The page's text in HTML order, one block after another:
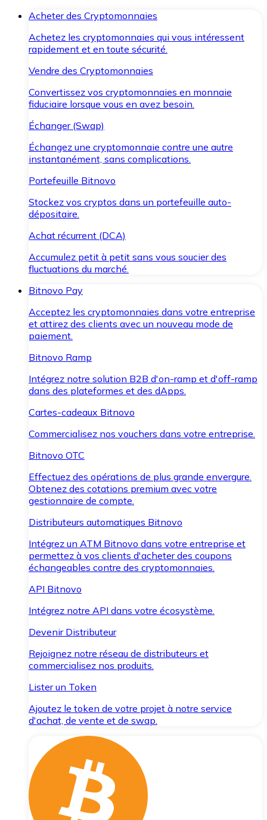
Acheter des Cryptomonnaies
Achetez les cryptomonnaies qui vous intéressent
rapidement et en toute sécurité.
Vendre des Cryptomonnaies
Convertissez vos cryptomonnaies en monnaie
fiduciaire lorsque vous en avez besoin.
Échanger (Swap)
Échangez une cryptomonnaie contre une autre
instantanément, sans complications.
Portefeuille Bitnovo
Stockez vos cryptos dans un portefeuille auto-
dépositaire.
Achat récurrent (DCA)
Accumulez petit à petit sans vous soucier des
fluctuations du marché.
Bitnovo Pay
Acceptez les cryptomonnaies dans votre entreprise
et attirez des clients avec un nouveau mode de
paiement.
Bitnovo Ramp
Intégrez notre solution B2B d'on-ramp et d'off-ramp
dans des plateformes et des dApps.
Cartes-cadeaux Bitnovo
Commercialisez nos vouchers dans votre entreprise.
Bitnovo OTC
Effectuez des opérations de plus grande envergure.
Obtenez des cotations premium avec votre
gestionnaire de compte.
Distributeurs automatiques Bitnovo
Intégrez un ATM Bitnovo dans votre entreprise et
permettez à vos clients d'acheter des coupons
échangeables contre des cryptomonnaies.
API Bitnovo
Intégrez notre API dans votre écosystème.
Devenir Distributeur
Rejoignez notre réseau de distributeurs et
commercialisez nos produits.
Lister un Token
Ajoutez le token de votre projet à notre service
d'achat, de vente et de swap.